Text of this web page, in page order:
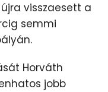
visszaesett a
semmi
Horváth
jobb